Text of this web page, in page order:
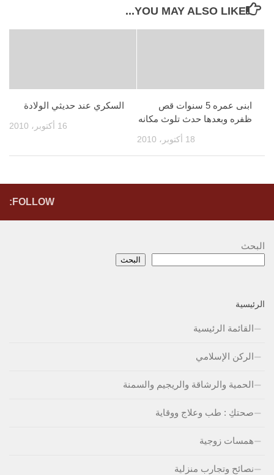
YOU MAY ALSO LIKE...
السكري عند حديثي الولادة
16 أكتوبر، 2010
ابنى عمره 5 سنوات قص
ظفره وبعدها حدث تلوث مكانه
18 أكتوبر، 2010
FOLLOW:
البحث
البحث
الرئيسية
القائمة الرئيسية
الركن الإسلامي
الحمية والرشاقة والريجيم والسمنة
صحتكِ : طب وعلاج ووقاية
همسات زوجية
نصائح وتجارب منزلية